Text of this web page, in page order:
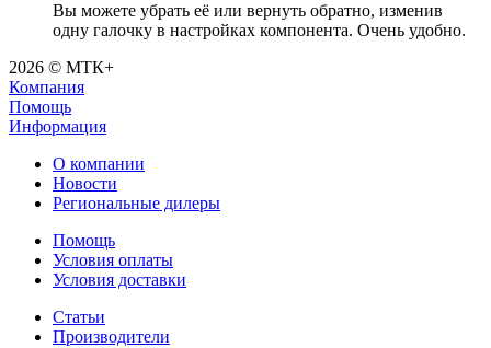
Вы можете убрать её или вернуть обратно, изменив
одну галочку в настройках компонента. Очень удобно.
2026 © МТК+
Компания
Помощь
Информация
О компании
Новости
Региональные дилеры
Помощь
Условия оплаты
Условия доставки
Статьи
Производители